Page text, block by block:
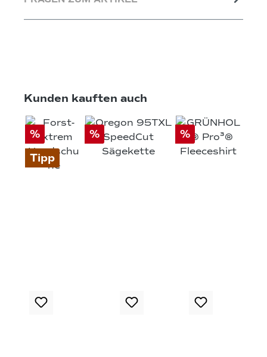
Produktgalerie überspringen
Kunden kauften auch
%
Tipp
% %